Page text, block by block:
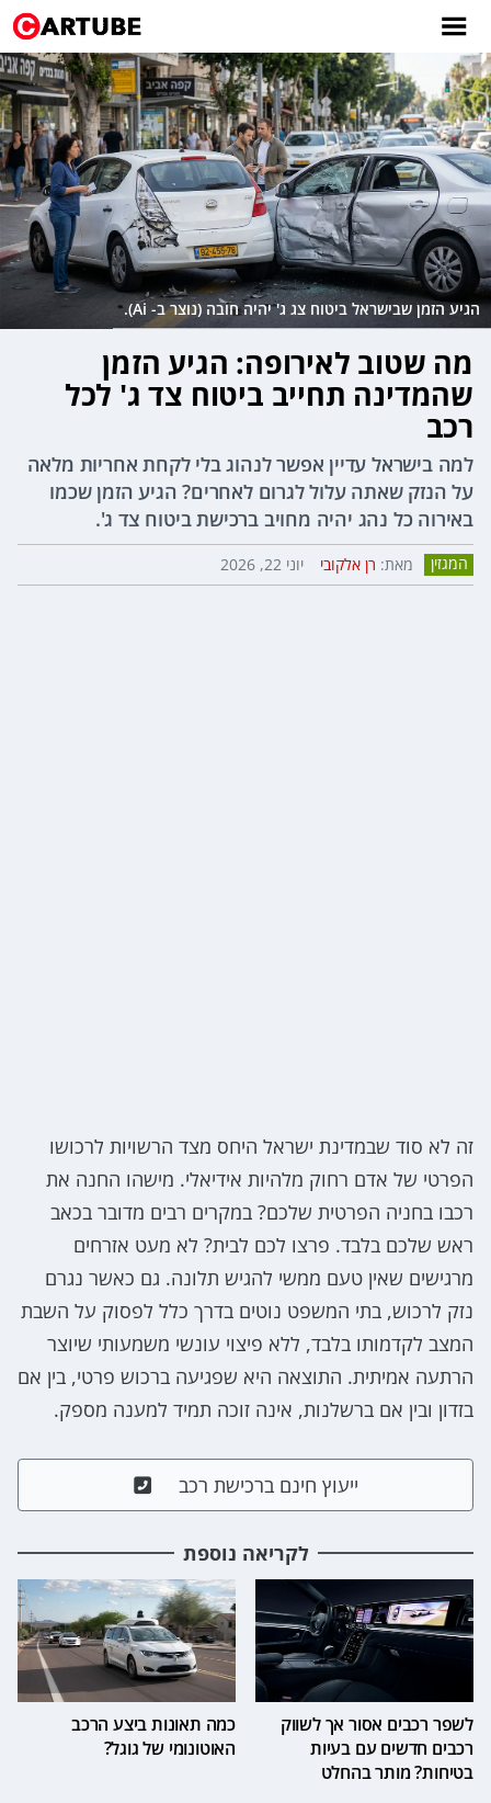
הגיע הזמן שבישראל ביטוח צג ג' יהיה חובה (נוצר ב- Ai).
מה שטוב לאירופה: הגיע הזמן
שהמדינה תחייב ביטוח צד ג' לכל
רכב
למה בישראל עדיין אפשר לנהוג בלי לקחת אחריות מלאה
על הנזק שאתה עלול לגרום לאחרים? הגיע הזמן שכמו
באירוה כל נהג יהיה מחויב ברכישת ביטוח צד ג'.
המגזין מאת: רן אלקובי יוני 22, 2026
זה לא סוד שבמדינת ישראל היחס מצד הרשויות לרכושו
הפרטי של אדם רחוק מלהיות אידיאלי. מישהו החנה את
רכבו בחניה הפרטית שלכם? במקרים רבים מדובר בכאב
ראש שלכם בלבד. פרצו לכם לבית? לא מעט אזרחים
מרגישים שאין טעם ממשי להגיש תלונה. גם כאשר נגרם
נזק לרכוש, בתי המשפט נוטים בדרך כלל לפסוק על השבת
המצב לקדמותו בלבד, ללא פיצוי עונשי משמעותי שיוצר
הרתעה אמיתית. התוצאה היא שפגיעה ברכוש פרטי, בין אם
בזדון ובין אם ברשלנות, אינה זוכה תמיד למענה מספק.
ייעוץ חינם ברכישת רכב
לקריאה נוספת
לשפר רכבים אסור אך לשווק
רכבים חדשים עם בעיות
בטיחות? מותר בהחלט
כמה תאונות ביצע הרכב
האוטונומי של גוגל?